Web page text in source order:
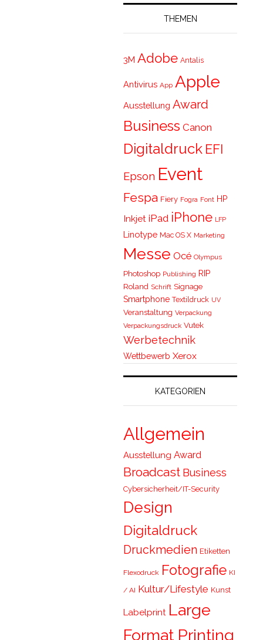
THEMEN
3M Adobe Antalis
Antivirus App Apple
Ausstellung Award
Business Canon
Digitaldruck EFI
Epson Event
Fespa Fiery Fogra Font HP
Inkjet iPad iPhone LFP
Linotype Mac OS X Marketing
Messe Océ Olympus
Photoshop Publishing RIP
Roland Schrift Signage
Smartphone Textildruck UV
Veranstaltung Verpackung
Verpackungsdruck Vutek
Werbetechnik
Wettbewerb Xerox
KATEGORIEN
Allgemein
Ausstellung Award
Broadcast Business
Cybersicherheit/IT-Security
Design
Digitaldruck
Druckmedien Etiketten
Flexodruck Fotografie KI
/ AI Kultur/Lifestyle Kunst
Labelprint Large
Format Printing